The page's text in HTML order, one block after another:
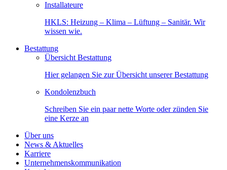
Installateure
HKLS: Heizung – Klima – Lüftung – Sanitär. Wir
wissen wie.
Bestattung
Übersicht Bestattung
Hier gelangen Sie zur Übersicht unserer Bestattung
Kondolenzbuch
Schreiben Sie ein paar nette Worte oder zünden Sie
eine Kerze an
Über uns
News & Aktuelles
Karriere
Unternehmenskommunikation